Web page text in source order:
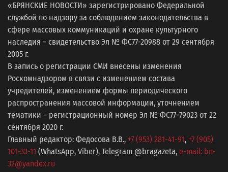
«БРЯНСКИЕ НОВОСТИ» зарегистрировано Федеральной
службой по надзору за соблюдением законодательства в
сфере массовых коммуникаций и охране культурного
наследия − свидетельство Эл № ФС77-20988 от 29 сентября
2005 г.
В запись о регистрации СМИ внесены изменения
Роскомнадзором в связи с изменением состава
учредителей, изменением формы периодического
распространения массовой информации, уточнением
тематики − регистрационный номер Эл № ФС77−79023 от 22
сентября 2020 г.
Главный редактор: Федосова В.В., +7 (953) 281-41-91, +7 (905)
101-33-11 (WhatsApp, Viber), Telegram @bragazeta, e-mail: bn-
32@yandex.ru